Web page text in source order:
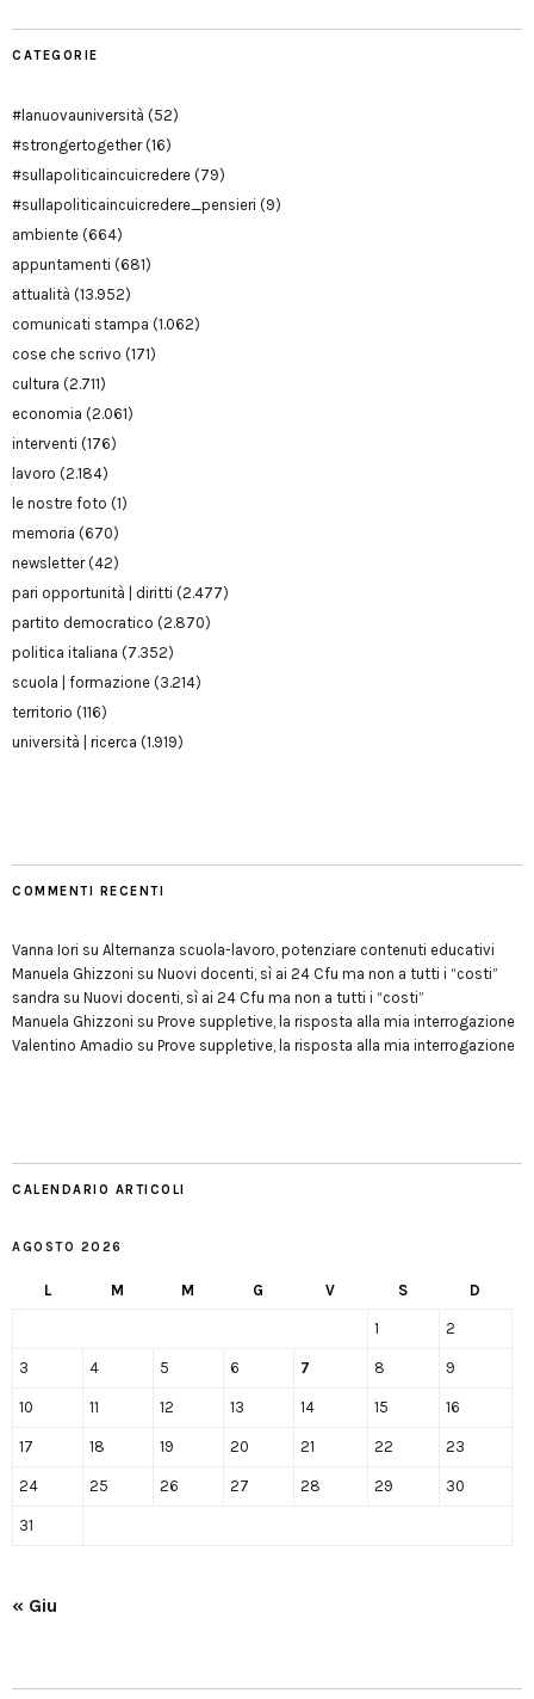
CATEGORIE
#lanuovauniversità (52)
#strongertogether(16)
#sullapoliticaincuicredere (79)
#sullapoliticaincuicredere_pensieri (9)
ambiente (664)
appuntamenti (681)
attualità (13.952)
comunicati stampa (1.062)
cose che scrivo (171)
cultura (2.711)
economia (2.061)
interventi (176)
lavoro (2.184)
le nostre foto (1)
memoria (670)
newsletter(42)
pari opportunità | diritti (2.477)
partito democratico (2.870)
politica italiana (7.352)
scuola | formazione (3.214)
territorio (116)
università | ricerca (1.919)
COMMENTI RECENTI
Vanna Iori su Alternanza scuola-lavoro, potenziare contenuti educativi
Manuela Ghizzoni su Nuovi docenti, sì ai 24 Cfu ma non a tutti i “costi”
sandra su Nuovi docenti, sì ai 24 Cfu ma non a tutti i “costi”
Manuela Ghizzoni su Prove suppletive, la risposta alla mia interrogazione
Valentino Amadio su Prove suppletive, la risposta alla mia interrogazione
CALENDARIO ARTICOLI
AGOSTO 2026
L M M G V S D
1 2
3 4 5 6 7 8 9
10 11 12 13 14 15 16
17 18 19 20 21 22 23
24 25 26 27 28 29 30
31
« Giu